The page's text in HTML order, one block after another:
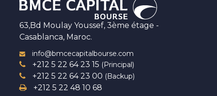
63,Bd Moulay Youssef, 3ème étage -
Casablanca, Maroc.
info@bmcecapitalbourse.com
+212 5 22 64 23 15 (Principal)
+212 5 22 64 23 00 (Backup)
+212 5 22 48 10 68